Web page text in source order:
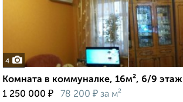
4
Комната в коммуналке, 16м², 6/9 этаж
1 250 000 ₽ 78 200 ₽ за м²